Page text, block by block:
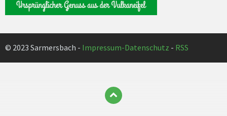
© 2023 Sarmersbach - Impressum-Datenschutz - RSS